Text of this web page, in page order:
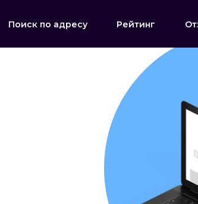
Поиск по адресу Рейтинг